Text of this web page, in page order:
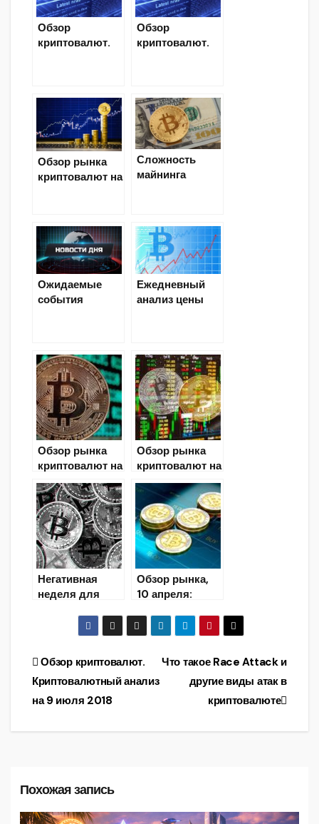
Обзор
криптовалют.
Обзор
криптовалют.
Обзор рынка
криптовалют на
Сложность
майнинга
октября 2018
Ожидаемые
события
Ежедневный
анализ цены
Обзор рынка
криптовалют на
08.11.19
Обзор рынка
криптовалют на
13.03.2020
Негативная
неделя для
криптовалют)
Обзор рынка,
10 апреля:
новости и
курсы
Навигация
по
записям
Что такое Race Attack и
другие виды атак в
криптовалюте
Обзор криптовалют.
Криптовалютный анализ
на 9 июля 2018
Похожая запись